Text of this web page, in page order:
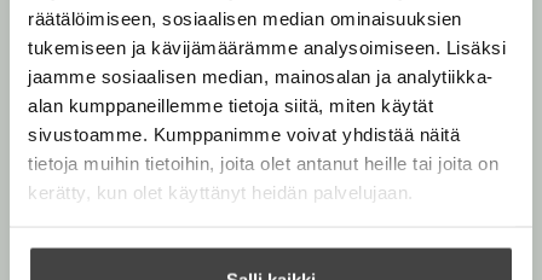
räätälöimiseen, sosiaalisen median ominaisuuksien
tukemiseen ja kävijämäärämme analysoimiseen. Lisäksi
jaamme sosiaalisen median, mainosalan ja analytiikka-
alan kumppaneillemme tietoja siitä, miten käytät
sivustoamme. Kumppanimme voivat yhdistää näitä
tietoja muihin tietoihin, joita olet antanut heille tai joita on
kerätty, kun olet käyttänyt heidän palvelujaan.
u
k
e
a
a
u
u
e
e
t
a
Marraskuu 2026
Lokakuu 2026